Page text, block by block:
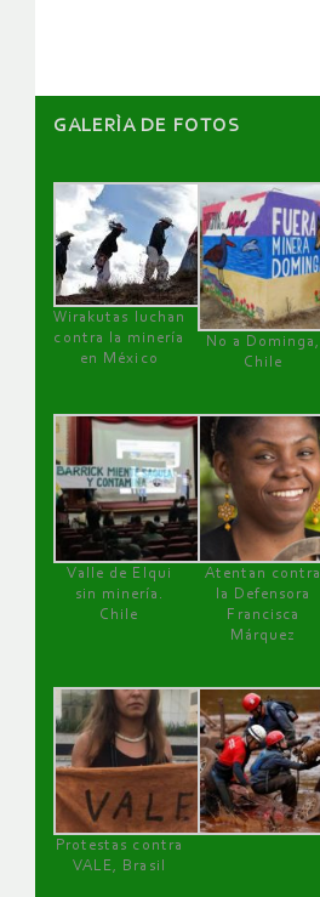
GALERÌA DE FOTOS
Wirakutas luchan
contra la minería
en México
No a Dominga,
Chile
Valle de Elqui
sin minería.
Chile
Atentan contra
la Defensora
Francisca
Márquez
Protestas contra
VALE, Brasil